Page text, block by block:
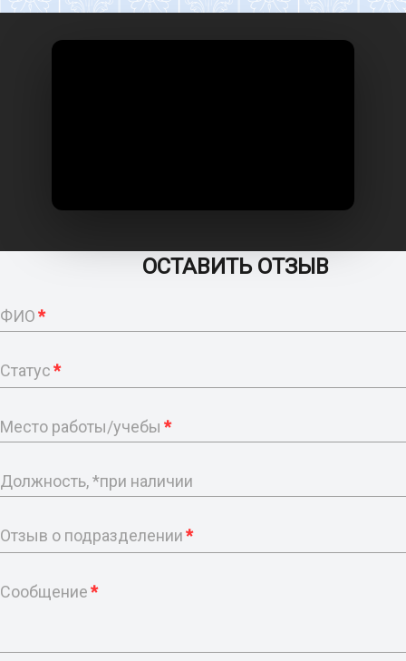
ОСТАВИТЬ ОТЗЫВ
ФИО*
Статус*
Место работы/учебы *
Должность, *при наличии
Отзыв о подразделении*
Сообщение*